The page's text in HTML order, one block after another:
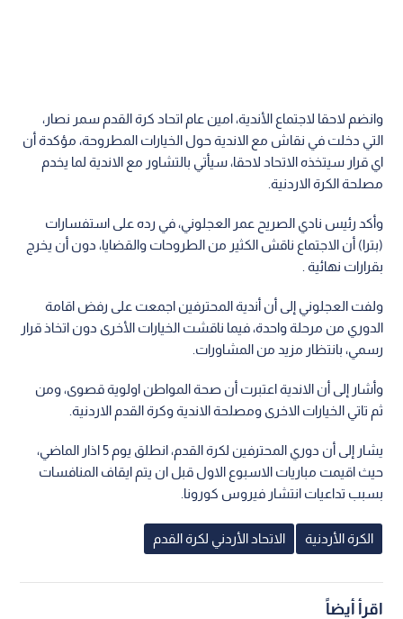
وانضم لاحقا لاجتماع الأندية، امين عام اتحاد كرة القدم سمر نصار،
التي دخلت في نقاش مع الاندية حول الخيارات المطروحة، مؤكدة أن
اي قرار سيتخذه الاتحاد لاحقا، سيأتي بالتشاور مع الاندية لما يخدم
مصلحة الكرة الاردنية.
وأكد رئيس نادي الصريح عمر العجلوني، في رده على استفسارات
(بترا) أن الاجتماع ناقش الكثير من الطروحات والقضايا، دون أن يخرج
بقرارات نهائية .
ولفت العجلوني إلى أن أندية المحترفين اجمعت على رفض اقامة
الدوري من مرحلة واحدة، فيما ناقشت الخيارات الأخرى دون اتخاذ قرار
رسمي، بانتظار مزيد من المشاورات.
وأشار إلى أن الاندية اعتبرت أن صحة المواطن اولوية قصوى، ومن
ثم تاتي الخيارات الاخرى ومصلحة الاندية وكرة القدم الاردنية.
يشار إلى أن دوري المحترفين لكرة القدم، انطلق يوم 5 اذار الماضي،
حيث اقيمت مباريات الاسبوع الاول قبل ان يتم ايقاف المنافسات
بسبب تداعيات انتشار فيروس كورونا.
الكرة الأردنية الاتحاد الأردني لكرة القدم
اقرأ أيضاً